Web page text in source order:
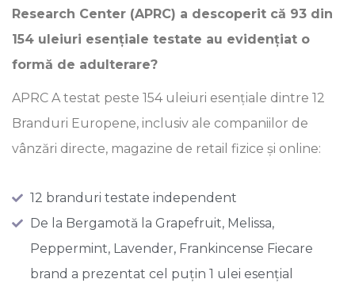
Research Center (APRC) a descoperit că 93 din
154 uleiuri esențiale testate au evidențiat o
formă de adulterare?
APRC A testat peste 154 uleiuri esențiale dintre 12
Branduri Europene, inclusiv ale companiilor de
vânzări directe, magazine de retail fizice și online:
12 branduri testate independent
De la Bergamotă la Grapefruit, Melissa,
Peppermint, Lavender, Frankincense Fiecare
brand a prezentat cel puțin 1 ulei esențial